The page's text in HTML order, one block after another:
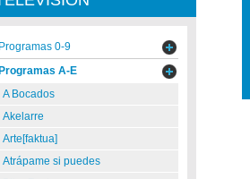
Programas 0-9
Programas A-E
A Bocados
Akelarre
Arte[faktua]
Atrápame si puedes